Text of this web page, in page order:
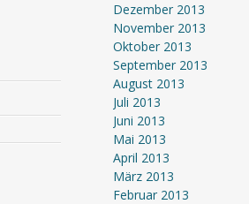
Dezember 2013
November 2013
Oktober 2013
September 2013
August 2013
Juli 2013
Juni 2013
Mai 2013
April 2013
März 2013
Februar 2013